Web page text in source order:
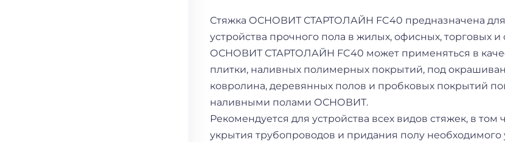
Стяжка ОСНОВИТ СТАРТОЛАЙН FC40 предназначена
устройства прочного пола в жилых, офисных, торговых
ОСНОВИТ СТАРТОЛАЙН FC40 может применяться в
плитки, наливных полимерных покрытий, под
ковролина, деревянных полов и пробковых покрытий
наливными полами ОСНОВИТ.
Рекомендуется для устройства всех видов стяжек, в
укрытия трубопроводов и придания полу необходимого